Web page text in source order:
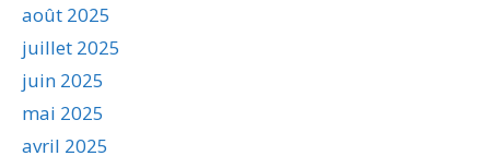
août 2025
juillet 2025
juin 2025
mai 2025
avril 2025